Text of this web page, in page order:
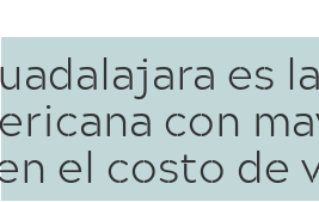
es
con
el costo de